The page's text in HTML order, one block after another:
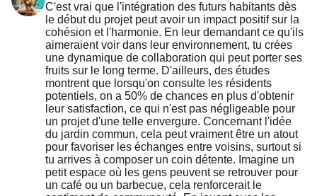
C'est vrai que l'intégration des futurs habitants dès
le début du projet peut avoir un impact positif sur la
cohésion et l'harmonie. En leur demandant ce qu'ils
aimeraient voir dans leur environnement, tu crées
une dynamique de collaboration qui peut porter ses
fruits sur le long terme. D'ailleurs, des études
montrent que lorsqu'on consulte les résidents
potentiels, on a 50% de chances en plus d'obtenir
leur satisfaction, ce qui n'est pas négligeable pour
un projet d'une telle envergure. Concernant l'idée
du jardin commun, cela peut vraiment être un atout
pour favoriser les échanges entre voisins, surtout si
tu arrives à composer un coin détente. Imagine un
petit espace où les gens peuvent se retrouver pour
un café ou un barbecue, cela renforcerait le